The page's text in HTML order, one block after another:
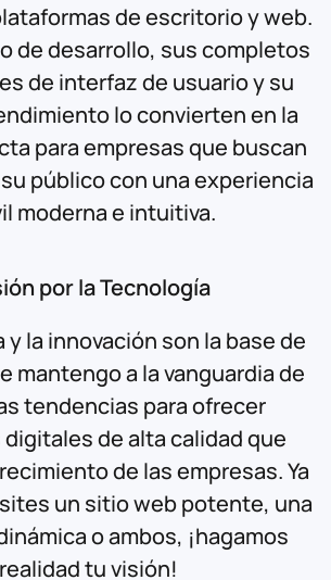
de escritorio y web.
de desarrollo, sus completos
de interfaz de usuario y su
lo convierten en la
para empresas que buscan
público con una experiencia
moderna e intuitiva.
por la Tecnología
y la innovación son la base de
mantengo a la vanguardia de
tendencias para ofrecer
de alta calidad que
de las empresas. Ya
un sitio web potente, una
o ambos, ¡hagamos
realidad tu visión!